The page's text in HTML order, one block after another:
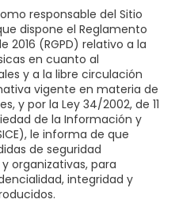
responsable del Sitio
dispone el Reglamento
2016 (RGPD) relativo a la
en cuanto al
y a la libre circulación
vigente en materia de
y por la Ley 34/2002, de 11
de la Información y
le informa de que
de seguridad
organizativas, para
integridad y